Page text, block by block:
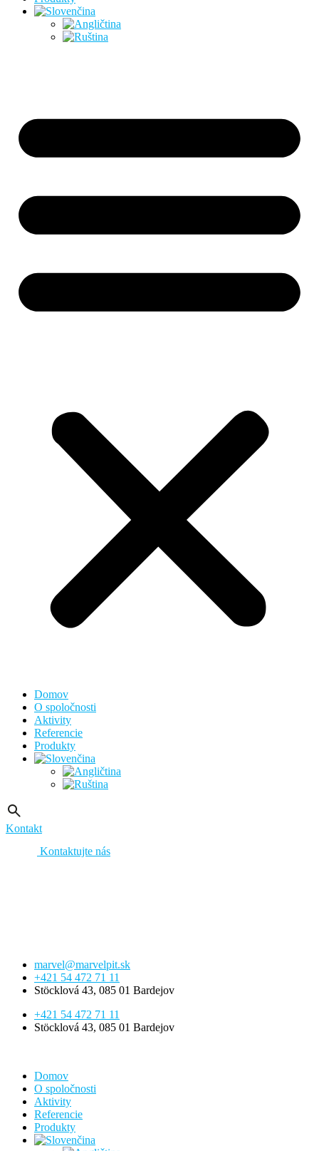
Preskočiť
Domov
O spoločnosti
Aktivity
Referencie
Produkty
Kontakt
Kontaktujte nás
marvel@marvelpit.sk
+421 54 472 71 11
Stöcklová 43, 085 01 Bardejov
+421 54 472 71 11
Stöcklová 43, 085 01 Bardejov
Domov
O spoločnosti
Aktivity
Referencie
Produkty